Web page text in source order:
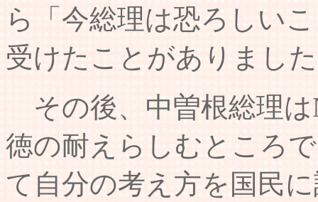
ら「今総理は恐ろしい
受けたことがありまし
その後、中曽根総理
徳の耐えらしむところ
て自分の考え方を国民